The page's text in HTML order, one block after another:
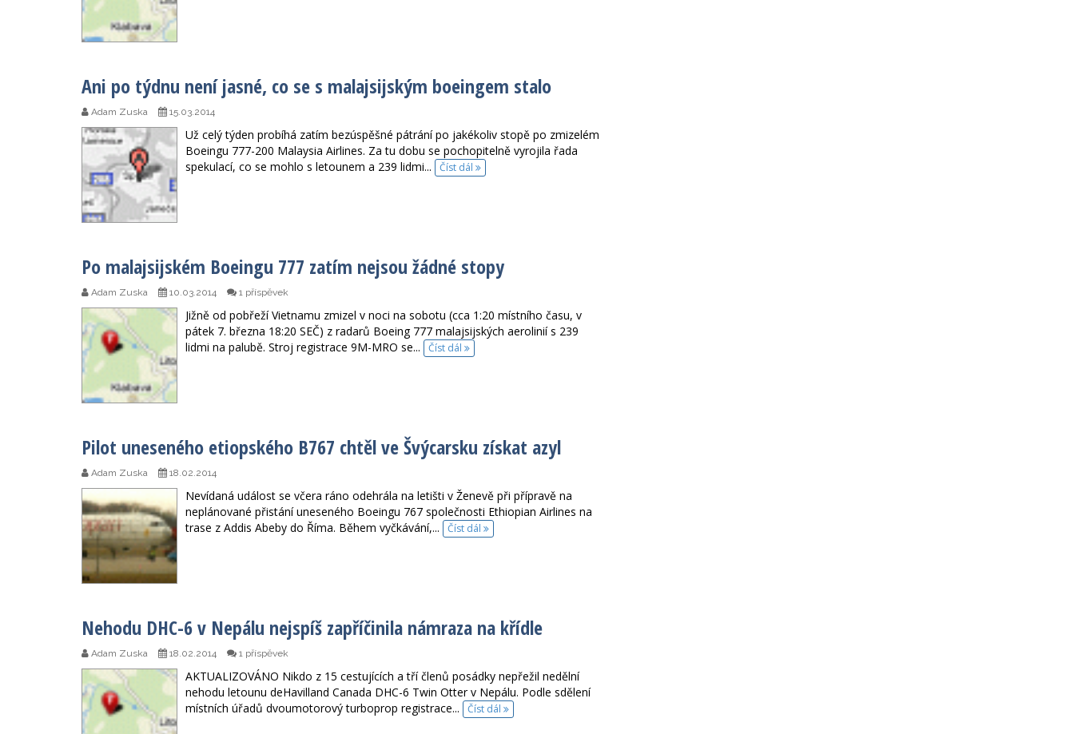
Ani po týdnu není jasné, co se s malajsijským boeingem stalo
Adam Zuska 15.03.2014
Už celý týden probíhá zatím bezúspěšné pátrání po jakékoliv stopě po zmizelém
Boeingu 777-200 Malaysia Airlines. Za tu dobu se pochopitelně vyrojila řada
spekulací, co se mohlo s letounem a 239 lidmi...
Číst dál
Po malajsijském Boeingu 777 zatím nejsou žádné stopy
Adam Zuska 10.03.2014 1 příspěvek
Jižně od pobřeží Vietnamu zmizel v noci na sobotu (cca 1:20 místního času, v
pátek 7. března 18:20 SEČ) z radarů Boeing 777 malajsijských aerolinií s 239
lidmi na palubě. Stroj registrace 9M-MRO se...
Číst dál
Pilot uneseného etiopského B767 chtěl ve Švýcarsku získat azyl
Adam Zuska 18.02.2014
Nevídaná událost se včera ráno odehrála na letišti v Ženevě při přípravě na
neplánované přistání uneseného Boeingu 767 společnosti Ethiopian Airlines na
trase z Addis Abeby do Říma. Během vyčkávání,...
Číst dál
Nehodu DHC-6 v Nepálu nejspíš zapříčinila námraza na křídle
Adam Zuska 18.02.2014 1 příspěvek
AKTUALIZOVÁNO Nikdo z 15 cestujících a tří členů posádky nepřežil nedělní
nehodu letounu deHavilland Canada DHC-6 Twin Otter v Nepálu. Podle sdělení
místních úřadů dvoumotorový turboprop registrace...
Číst dál